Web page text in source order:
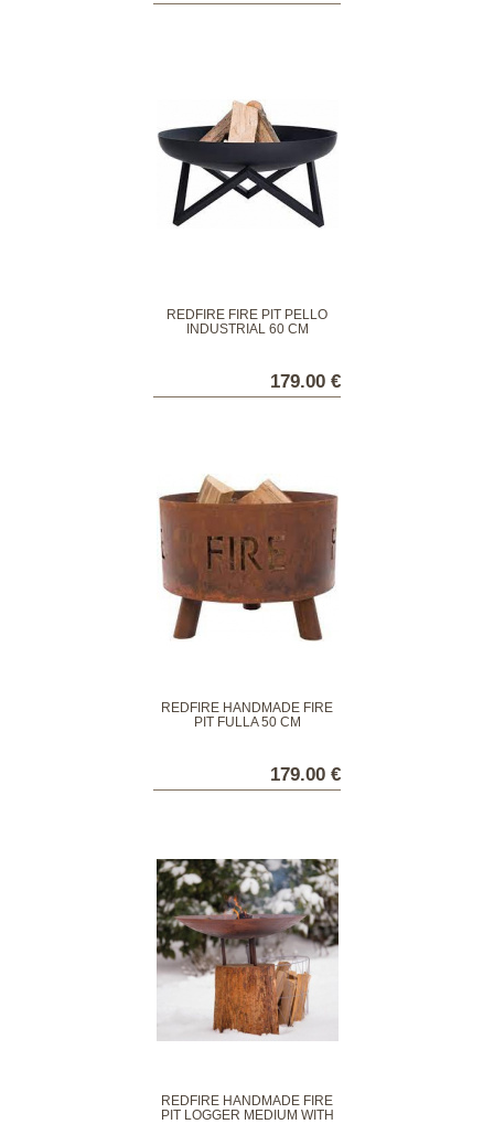
REDFIRE FIRE PIT PELLO
INDUSTRIAL 60 CM
179.00 €
REDFIRE HANDMADE FIRE
PIT FULLA 50 CM
179.00 €
REDFIRE HANDMADE FIRE
PIT LOGGER MEDIUM WITH